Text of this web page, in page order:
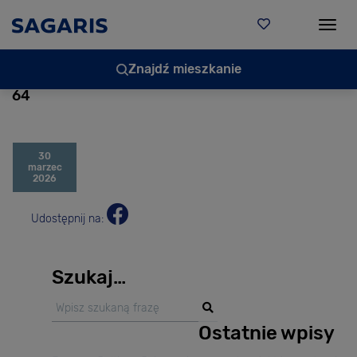
Znajdź mieszkanie
64
30
marzec
2026
Udostępnij na:
Szukaj…
Ostatnie wpisy